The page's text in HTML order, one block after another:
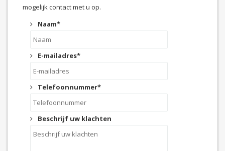
mogelijk contact met u op.
Naam*
E-mailadres*
Telefoonnummer*
Beschrijf uw klachten